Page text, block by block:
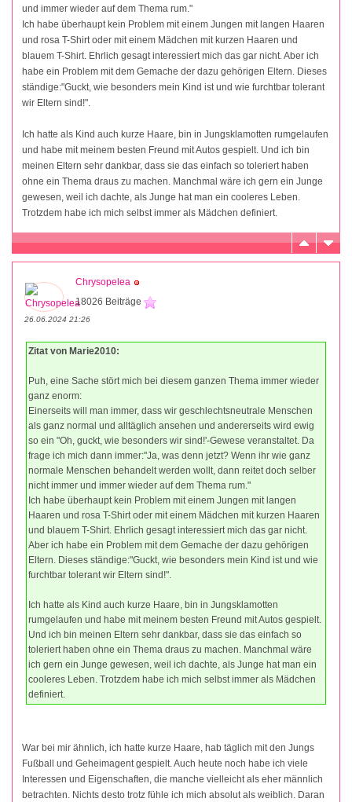
und immer wieder auf dem Thema rum."
Ich habe überhaupt kein Problem mit einem Jungen mit langen Haaren
und rosa T-Shirt oder mit einem Mädchen mit kurzen Haaren und
blauem T-Shirt. Ehrlich gesagt interessiert mich das gar nicht. Aber ich
habe ein Problem mit dem Gemache der dazu gehörigen Eltern. Dieses
ständige:"Guckt, wie besonders mein Kind ist und wie furchtbar tolerant
wir Eltern sind!".
Ich hatte als Kind auch kurze Haare, bin in Jungsklamotten rumgelaufen
und habe mit meinem besten Freund mit Autos gespielt. Und ich bin
meinen Eltern sehr dankbar, dass sie das einfach so toleriert haben
ohne ein Thema draus zu machen. Manchmal wäre ich gern ein Junge
gewesen, weil ich dachte, als Junge hat man ein cooleres Leben.
Trotzdem habe ich mich selbst immer als Mädchen definiert.
Chrysopelea
18026 Beiträge
26.06.2024 21:26
Zitat von Marie2010:
Puh, eine Sache stört mich bei diesem ganzen Thema immer wieder
ganz enorm:
Einerseits will man immer, dass wir geschlechtsneutrale Menschen
als ganz normal und alltäglich ansehen und andererseits wird ewig
so ein "Oh, guckt, wie besonders wir sind!'-Gewese veranstaltet. Da
frage ich mich dann immer:"Ja, was denn jetzt? Wenn ihr wie ganz
normale Menschen behandelt werden wollt, dann reitet doch selber
nicht immer und immer wieder auf dem Thema rum."
Ich habe überhaupt kein Problem mit einem Jungen mit langen
Haaren und rosa T-Shirt oder mit einem Mädchen mit kurzen Haaren
und blauem T-Shirt. Ehrlich gesagt interessiert mich das gar nicht.
Aber ich habe ein Problem mit dem Gemache der dazu gehörigen
Eltern. Dieses ständige:"Guckt, wie besonders mein Kind ist und wie
furchtbar tolerant wir Eltern sind!".
Ich hatte als Kind auch kurze Haare, bin in Jungsklamotten
rumgelaufen und habe mit meinem besten Freund mit Autos gespielt.
Und ich bin meinen Eltern sehr dankbar, dass sie das einfach so
toleriert haben ohne ein Thema draus zu machen. Manchmal wäre
ich gern ein Junge gewesen, weil ich dachte, als Junge hat man ein
cooleres Leben. Trotzdem habe ich mich selbst immer als Mädchen
definiert.
War bei mir ähnlich, ich hatte kurze Haare, hab täglich mit den Jungs
Fußball und Geheimagent gespielt. Auch heute noch habe ich viele
Interessen und Eigenschaften, die manche vielleicht als eher männlich
betrachten. Nichts desto trotz fühle ich mich absolut als weiblich. Daran